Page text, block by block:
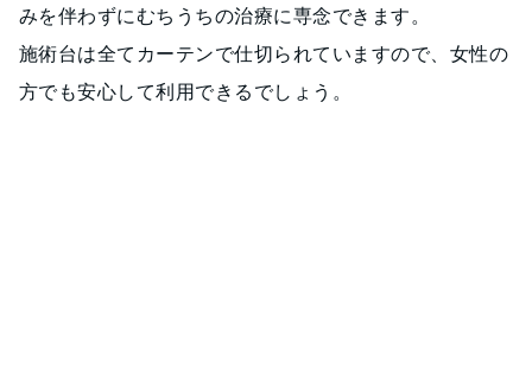
みを伴わずにむちうちの治療に専念できます。
施術台は全てカーテンで仕切られていますので、女性の
方でも安心して利用できるでしょう。